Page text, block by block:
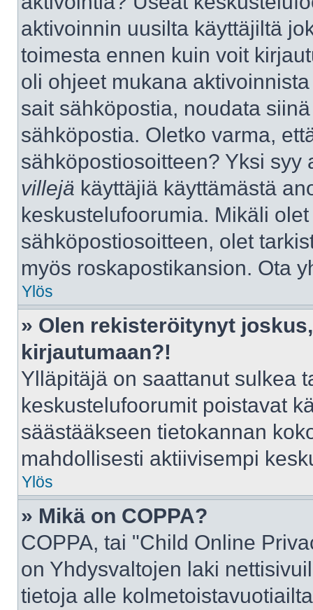
aktivoinnin uusilta käyttäjiltä
toimesta ennen kuin voit
oli ohjeet mukana
sait sähköpostia, noudata
sähköpostia. Oletko varma,
sähköpostiosoitteen? Yksi
villejä käyttäjiä käyttämästä
keskustelufoorumia. Mikäli
sähköpostiosoitteen, olet
myös roskapostikansion. Ota
Ylös
» Olen rekisteröitynyt
kirjautumaan?!
Ylläpitäjä on saattanut sulkea
keskustelufoorumit poistavat
säästääkseen tietokannan
mahdollisesti aktiivisempi
Ylös
» Mikä on COPPA?
COPPA, tai "Child Online
on Yhdysvaltojen laki
tietoja alle